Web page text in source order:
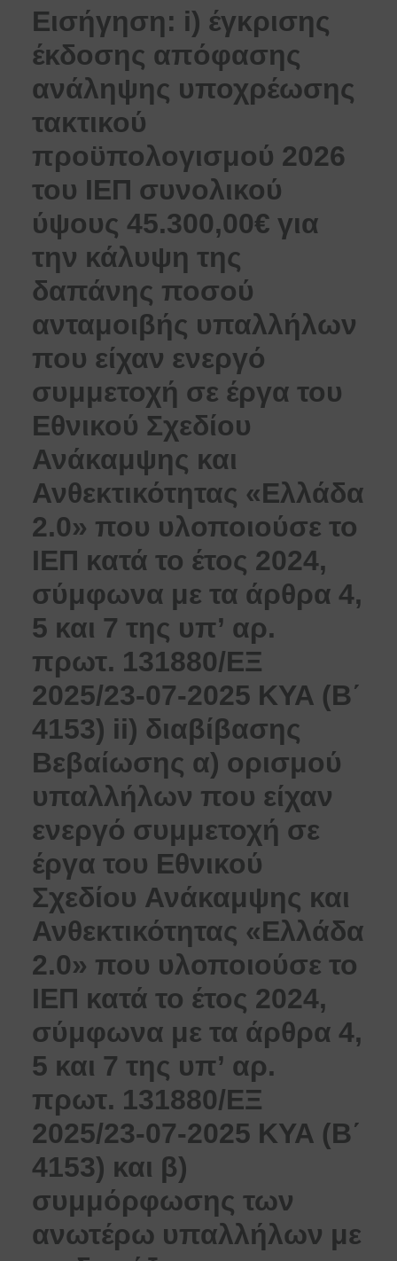
Εισήγηση: i) έγκρισης
έκδοσης απόφασης
ανάληψης υποχρέωσης
τακτικού
προϋπολογισμού 2026
του ΙΕΠ συνολικού
ύψους 45.300,00€ για
την κάλυψη της
δαπάνης ποσού
ανταμοιβής υπαλλήλων
που είχαν ενεργό
συμμετοχή σε έργα του
Εθνικού Σχεδίου
Ανάκαμψης και
Ανθεκτικότητας «Ελλάδα
2.0» που υλοποιούσε το
ΙΕΠ κατά το έτος 2024,
σύμφωνα με τα άρθρα 4,
5 και 7 της υπ’ αρ.
πρωτ. 131880/ΕΞ
2025/23-07-2025 ΚΥΑ (Β΄
4153) ii) διαβίβασης
Βεβαίωσης α) ορισμού
υπαλλήλων που είχαν
ενεργό συμμετοχή σε
έργα του Εθνικού
Σχεδίου Ανάκαμψης και
Ανθεκτικότητας «Ελλάδα
2.0» που υλοποιούσε το
ΙΕΠ κατά το έτος 2024,
σύμφωνα με τα άρθρα 4,
5 και 7 της υπ’ αρ.
πρωτ. 131880/ΕΞ
2025/23-07-2025 ΚΥΑ (Β΄
4153) και β)
συμμόρφωσης των
ανωτέρω υπαλλήλων με